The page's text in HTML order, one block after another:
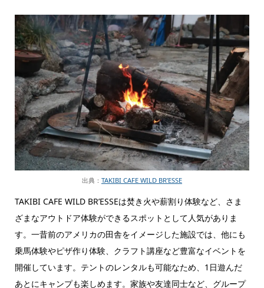
出典： TAKIBI CAFE WILD BR’ESSE
TAKIBI CAFE WILD BR’ESSEは焚き火や薪割り体験など、さま
ざまなアウトドア体験ができるスポットとして人気がありま
す。一昔前のアメリカの田舎をイメージした施設では、他にも
乗馬体験やピザ作り体験、クラフト講座など豊富なイベントを
開催しています。テントのレンタルも可能なため、1日遊んだ
あとにキャンプも楽しめます。家族や友達同士など、グループ